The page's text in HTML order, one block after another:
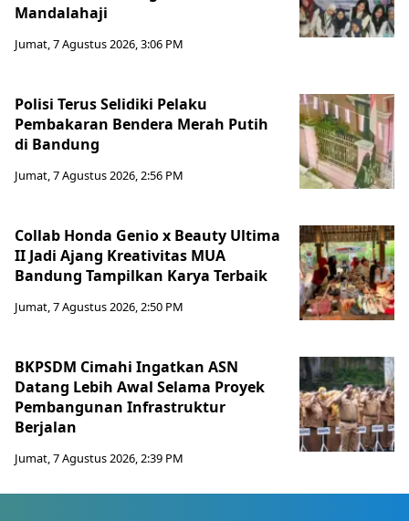
Mandalahaji
Jumat, 7 Agustus 2026, 3:06 PM
Polisi Terus Selidiki Pelaku
Pembakaran Bendera Merah Putih
di Bandung
Jumat, 7 Agustus 2026, 2:56 PM
Collab Honda Genio x Beauty Ultima
II Jadi Ajang Kreativitas MUA
Bandung Tampilkan Karya Terbaik
Jumat, 7 Agustus 2026, 2:50 PM
BKPSDM Cimahi Ingatkan ASN
Datang Lebih Awal Selama Proyek
Pembangunan Infrastruktur
Berjalan
Jumat, 7 Agustus 2026, 2:39 PM